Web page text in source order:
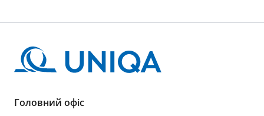
Головний офіс